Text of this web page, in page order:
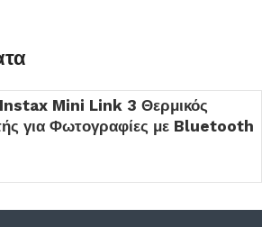
Mini Link 3 Θερμικός
για Φωτογραφίες με Bluetooth